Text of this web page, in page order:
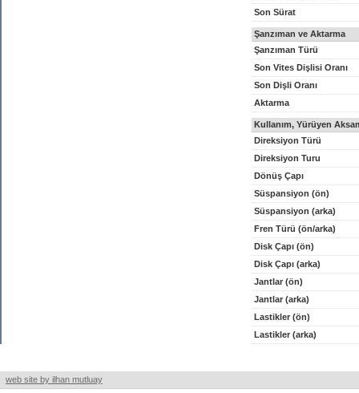
Son Sürat
Şanzıman ve Aktarma
Şanzıman Türü
Son Vites Dişlisi Oranı
Son Dişli Oranı
Aktarma
Kullanım, Yürüyen
Direksiyon Türü
Direksiyon Turu
Dönüş Çapı
Süspansiyon (ön)
Süspansiyon (arka)
Fren Türü (ön/arka)
Disk Çapı (ön)
Disk Çapı (arka)
Jantlar (ön)
Jantlar (arka)
Lastikler (ön)
Lastikler (arka)
web site by ilhan mutluay